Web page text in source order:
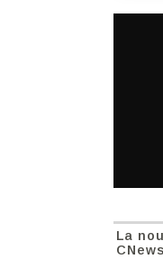
La
CNews